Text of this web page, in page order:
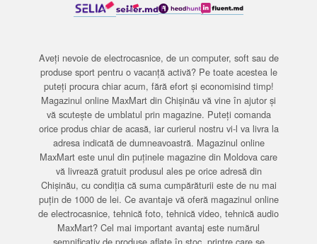
Aveți nevoie de electrocasnice, de un computer, soft sau de
produse sport pentru o vacanță activă? Pe toate acestea le
puteți procura chiar acum, fără efort și economisind timp!
Magazinul online MaxMart din Chișinău vă vine în ajutor și
vă scutește de umblatul prin magazine. Puteți comanda
orice produs chiar de acasă, iar curierul nostru vi-l va livra la
adresa indicată de dumneavoastră. Magazinul online
MaxMart este unul din puținele magazine din Moldova care
vă livrează gratuit produsul ales pe orice adresă din
Chișinău, cu condiția că suma cumpărăturii este de nu mai
puțin de 1000 de lei. Ce avantaje vă oferă magazinul online
de electrocasnice, tehnică foto, tehnică video, tehnică audio
MaxMart? Cel mai important avantaj este numărul